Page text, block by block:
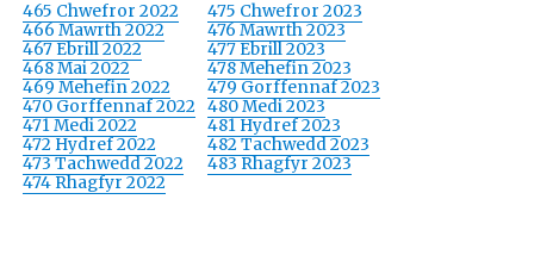
465 Chwefror 2022
466 Mawrth 2022
467 Ebrill 2022
468 Mai 2022
469 Mehefin 2022
470 Gorffennaf 2022
471 Medi 2022
472 Hydref 2022
473 Tachwedd 2022
474 Rhagfyr 2022
475 Chwefror 2023
476 Mawrth 2023
477 Ebrill 2023
478 Mehefin 2023
479 Gorffennaf 2023
480 Medi 2023
481 Hydref 2023
482 Tachwedd 2023
483 Rhagfyr 2023